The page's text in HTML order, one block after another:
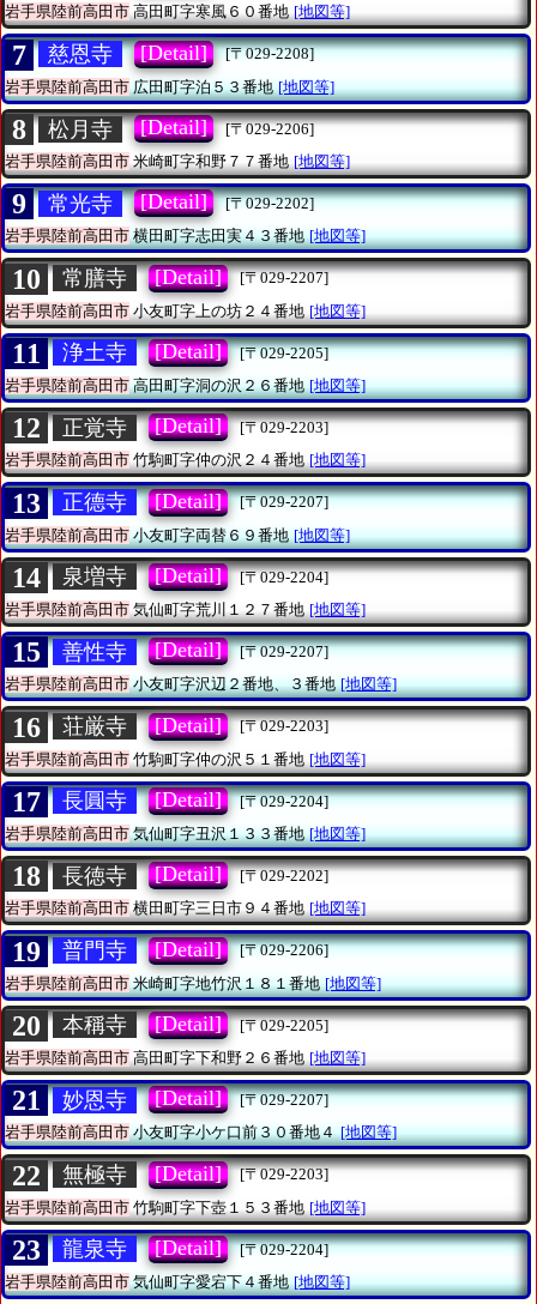
岩手県陸前高田市高田町字寒風６０番地 [地図等]
7 慈恩寺 [Detail]
[〒029-2208]
岩手県陸前高田市広田町字泊５３番地 [地図等]
8 松月寺 [Detail]
[〒029-2206]
岩手県陸前高田市米崎町字和野７７番地 [地図等]
9 常光寺 [Detail]
[〒029-2202]
岩手県陸前高田市横田町字志田実４３番地 [地図等]
10 常膳寺 [Detail]
[〒029-2207]
岩手県陸前高田市 小友町字上の坊２４番地 [地図等]
11 浄土寺 [Detail]
[〒029-2205]
岩手県陸前高田市高田町字洞の沢２６番地 [地図等]
12 正覚寺 [Detail]
[〒029-2203]
岩手県陸前高田市竹駒町字仲の沢２４番地 [地図等]
13 正德寺 [Detail]
[〒029-2207]
岩手県陸前高田市小友町字両替６９番地 [地図等]
14 泉増寺 [Detail]
[〒029-2204]
岩手県陸前高田市 気仙町字荒川１２７番地 [地図等]
15 善性寺 [Detail]
[〒029-2207]
岩手県陸前高田市小友町字沢辺２番地、３番地 [地図等]
16 荘厳寺 [Detail]
[〒029-2203]
岩手県陸前高田市 竹駒町字仲の沢５１番地 [地図等]
17 長圓寺 [Detail]
[〒029-2204]
岩手県陸前高田市気仙町字丑沢１３３番地 [地図等]
18 長徳寺 [Detail]
[〒029-2202]
岩手県陸前高田市横田町字三日市９４番地 [地図等]
19 普門寺 [Detail]
[〒029-2206]
岩手県陸前高田市米崎町字地竹沢１８１番地 [地図等]
20 本稱寺 [Detail]
[〒029-2205]
岩手県陸前高田市 高田町字下和野２６番地 [地図等]
21 妙恩寺 [Detail]
[〒029-2207]
岩手県陸前高田市小友町字小ケ口前３０番地４ [地図等]
22 無極寺 [Detail]
[〒029-2203]
岩手県陸前高田市 竹駒町字下壺１５３番地 [地図等]
23 龍泉寺 [Detail]
[〒029-2204]
岩手県陸前高田市気仙町字愛宕下４番地 [地図等]